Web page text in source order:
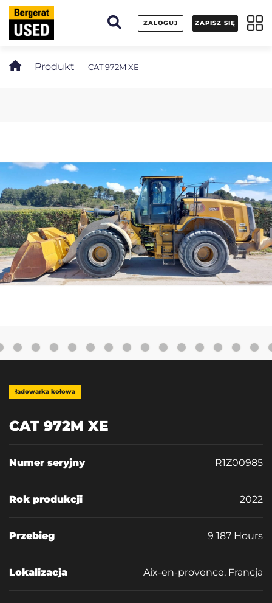
ZALOGUJ ZAPISZ SIĘ
Produkt CAT 972M XE
ładowarka kołowa
CAT 972M XE
Numer seryjny R1Z00985
Rok produkcji 2022
Przebieg 9 187 Hours
Lokalizacja Aix-en-provence, Francja
Panel zarządzania plikami cookies